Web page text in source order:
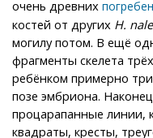
очень древних
костей от других H.
могилу потом. В ещё
фрагменты скелета
ребёнком примерно
позе эмбриона.
процарапанные линии,
квадраты, кресты,